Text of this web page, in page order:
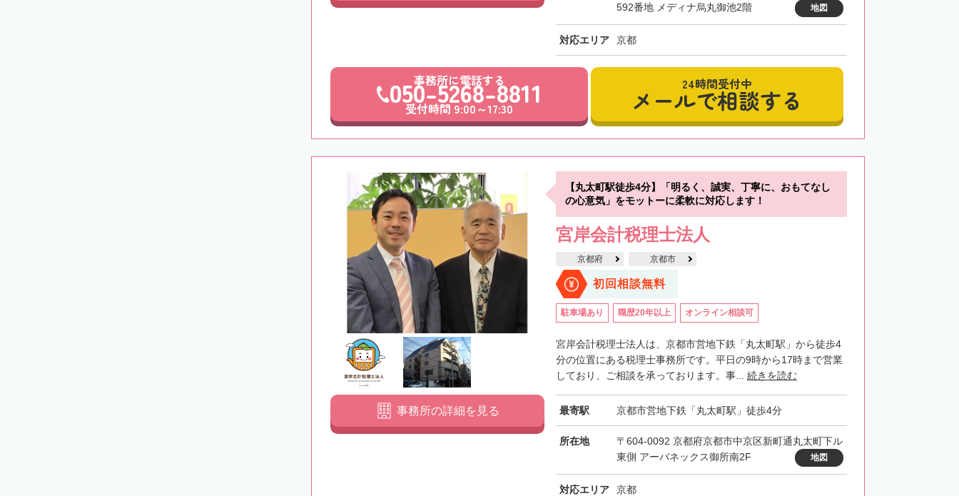
592番地 メディナ烏丸御池2階
地図
対応エリア 京都
事務所に電話する
050-5268-8811
受付時間 9:00～17:30
24時間受付中
メールで相談する
【丸太町駅徒歩4分】「明るく、誠実、丁寧に、おもてなし
の心意気」をモットーに柔軟に対応します！
宮岸会計税理士法人
京都府 京都市
初回相談無料
駐車場あり 職歴20年以上 オンライン相談可
宮岸会計税理士法人は、京都市営地下鉄「丸太町駅」から徒歩4
分の位置にある税理士事務所です。平日の9時から17時まで営業
しており、ご相談を承っております。事... 続きを読む
最寄駅 京都市営地下鉄「丸太町駅」徒歩4分
所在地
〒604-0092 京都府京都市中京区新町通丸太町下ル
東側 アーバネックス御所南2F
地図
対応エリア 京都
事務所の詳細を見る